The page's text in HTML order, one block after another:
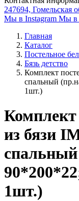
247694, Гомельская
Мы в Instagram Мы в
Главная
Каталог
Постельное
Бязь детство
Комплект
спальный
1шт.)
Комплект
из бязи
1шт.)